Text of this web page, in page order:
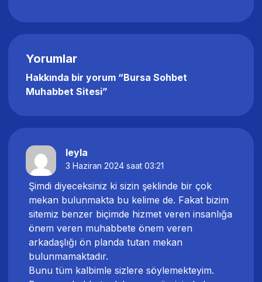
Yorumlar
Hakkında bir yorum “Bursa Sohbet
Muhabbet Sitesi”
leyla
3 Haziran 2024 saat 03:21
Şimdi diyeceksiniz ki sizin şeklinde bir çok
mekan bulunmakta bu kelime de. Fakat bizim
sitemiz benzer biçimde hizmet veren insanlığa
önem veren muhabbete önem veren
arkadaşlığı ön planda tutan mekan
bulunmamaktadır.
Bunu tüm kalbimle sizlere söylemekteyim.